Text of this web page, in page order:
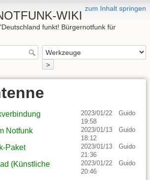
zum Inhalt springen
WIKI
funkt! Bürgernotfunk für
>
2023/01/22
19:58
Guido
Notfunk
2023/01/13
18:12
Guido
Paket
2023/01/13
21:36
Guido
(Künstliche
2023/01/22
20:46
Guido